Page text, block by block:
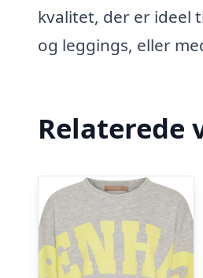
kvalitet, der er ideel
og leggings, eller
Relaterede